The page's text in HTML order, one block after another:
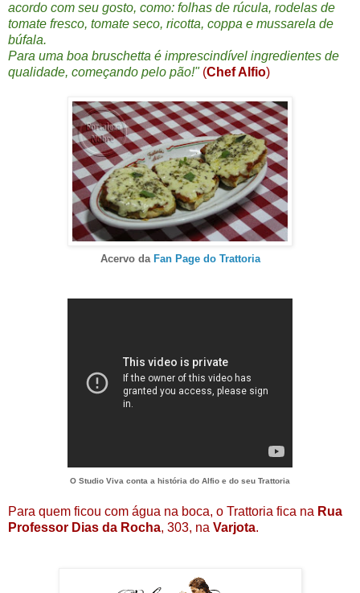
acordo com seu gosto, como: folhas de rúcula, rodelas de
tomate fresco, tomate seco, ricotta, coppa e mussarela de
búfala.
Para uma boa bruschetta é imprescindível ingredientes de
qualidade, começando pelo pão!"(Chef Alfio)
Acervo da Fan Page do Trattoria
O Studio Viva conta a história do Alfio e do seu Trattoria
Para quem ficou com água na boca, o Trattoria fica na Rua
Professor Dias da Rocha, 303, na Varjota.